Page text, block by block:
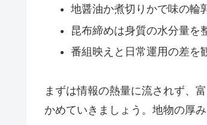
地醤油か煮切りかで味の輪
昆布締めは身質の水分量を
番組映えと日常運用の差を
まずは情報の熱量に流されず、
かめていきましょう。地物の厚